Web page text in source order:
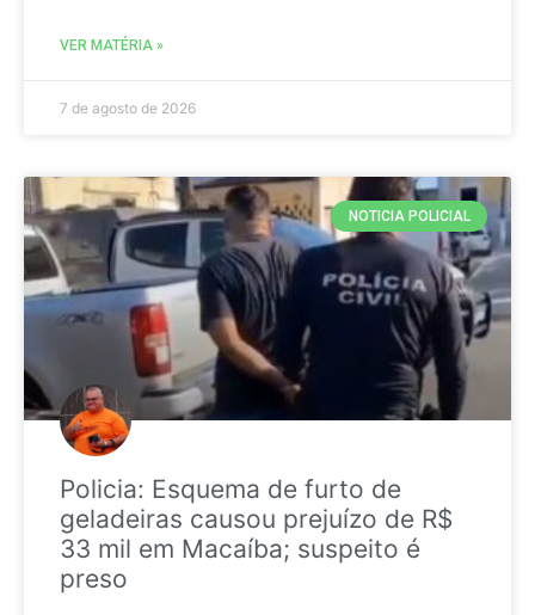
VER MATÉRIA »
7 de agosto de 2026
NOTICIA POLICIAL
Policia: Esquema de furto de
geladeiras causou prejuízo de R$
33 mil em Macaíba; suspeito é
preso